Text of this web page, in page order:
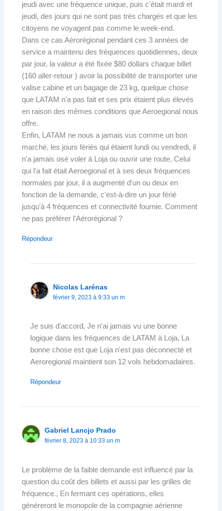
jeudi avec une fréquence unique, puis c'était mardi et
jeudi, des jours qui ne sont pas très chargés et que les
citoyens ne voyagent pas comme le week-end.
Dans ce cas Aérorégional pendant ces 3 années de
service a maintenu des fréquences quotidiennes, deux
par jour, la valeur a été fixée $80 dollars chaque billet
(160 aller-retour ) avoir la possibilité de transporter une
valise cabine et un bagage de 23 kg, quelque chose
que LATAM n'a pas fait et ses prix étaient plus élevés
en raison des mêmes conditions que Aeroegional nous
offre.
Enfin, LATAM ne nous a jamais vus comme un bon
marché, les jours fériés qui étaient lundi ou vendredi, il
n'a jamais osé voler à Loja ou ouvrir une route, Celui
qui l'a fait était Aeroegional et à ses deux fréquences
normales par jour, il a augmenté d'un ou deux en
fonction de la demande, c'est-à-dire un jour férié
jusqu'à 4 fréquences et connectivité fournie. Comment
ne pas préférer l'Aérorégional ?
Répondeur
Nicolas Larénas
février 9, 2023 à 9:33 un m
Je suis d'accord, Je n'ai jamais vu une bonne
logique dans les fréquences de LATAM à Loja, La
bonne chose est que Loja n'est pas déconnecté et
Aeroregional maintient son 12 vols hebdomadaires.
Répondeur
Gabriel Lancjo Prado
février 8, 2023 à 10:33 un m
Le problème de la faible demande est influencé par la
question du coût des billets et aussi par les grilles de
fréquence., En fermant ces opérations, elles
généreront le monopole de la compagnie aérienne